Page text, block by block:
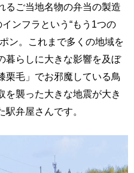
るご当地名物の弁当の製造
ンフラという“もう1つの
ン。これまで多くの地域を
暮らしに大きな影響を及ぼ
栗毛」でお邪魔している鳥
を襲った大きな地震が大き
弁屋さんです。